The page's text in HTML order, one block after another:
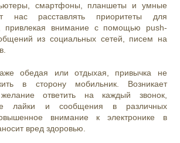
смартфоны, планшеты и умные
нас расставлять приоритеты для
привлекая внимание с помощью push-
из социальных сетей, писем на
обедая или отдыхая, привычка не
в сторону мобильник. Возникает
ответить на каждый звонок,
лайки и сообщения в различных
внимание к электронике в
вред здоровью.